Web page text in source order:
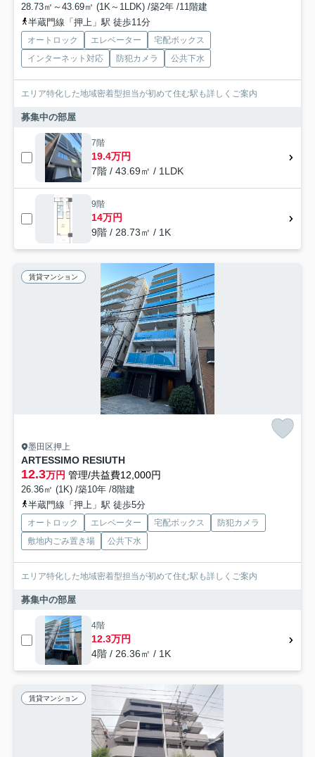
28.73㎡～43.69㎡ (1K～1LDK) /築2年 /11階建
半蔵門線「押上」駅 徒歩11分
オートロック エレベーター
宅配ボックス
インターネット対応
防犯カメラ 公共下水
エリア特化した地域密着型担当が初めて住む駅も詳しくご案内
募集中の部屋
7階
19.4万円
7階 / 43.69㎡ / 1LDK
9階
14万円
9階 / 28.73㎡ / 1K
賃貸マンション
墨田区押上
ARTESSIMO RESIUTH
12.3万円 管理/共益費12,000円
26.36㎡ (1K) /築10年 /8階建
半蔵門線「押上」駅 徒歩5分
オートロック エレベーター 宅配ボックス
防犯カメラ
敷地内ごみ置き場
公共下水
エリア特化した地域密着型担当が初めて住む駅も詳しくご案内
募集中の部屋
4階
12.3万円
4階 / 26.36㎡ / 1K
賃貸マンション